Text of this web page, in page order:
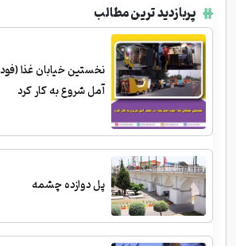
پربازدید ترین مطالب
نخستین خیابان غذا
آمل شروع به کار کرد
پل دوازده چشمه